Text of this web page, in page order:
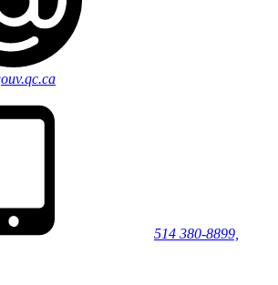
514 380-8899,